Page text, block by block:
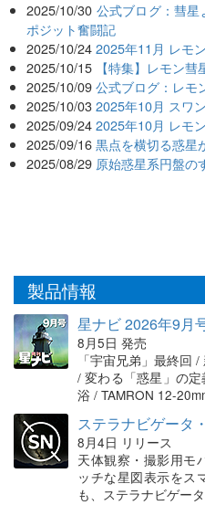
2025/10/30 公式ブログ：彗
ポジット奮闘記
2025/10/24 2025年11月 レモ
2025/10/15 【特集】レモン彗
2025/10/09 公式ブログ：レモ
2025/10/03 2025年10月 スワ
2025/09/24 2025年10月 レモ
2025/09/16 黒点を横切る惑星
2025/08/29 原始惑星系円盤の
製品情報
星ナビ 2026年9月
8月5日 発売
「宇宙兄弟」最終回
/ 変わる「惑星」の
浴 / TAMRON 12-
ステラナビゲータ
8月4日 リリース
天体観察・撮影用モ
ッチな星図表示をス
も、ステラナビゲータ